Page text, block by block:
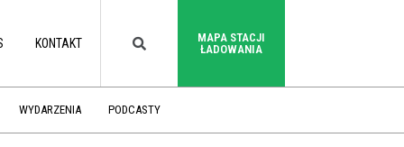
KONTAKT
MAPA STACJI
ŁADOWANIA
WYDARZENIA PODCASTY